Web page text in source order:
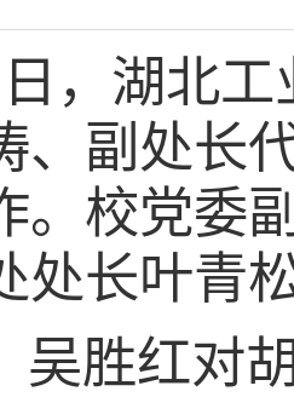
，湖北
、副处长
。校党委
处长叶青
吴胜红对